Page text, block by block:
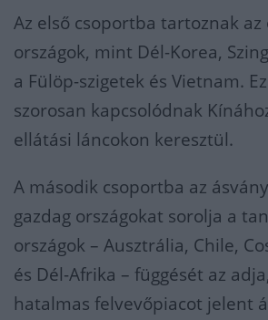
Az első csoportba tartoznak az
országok, mint Dél-Korea,
a Fülöp-szigetek és Vietnam.
szorosan kapcsolódnak
ellátási láncokon keresztül.
A második csoportba az
gazdag országokat sorolja a
országok – Ausztrália, Chile,
és Dél-Afrika – függését az
hatalmas felvevőpiacot jelent